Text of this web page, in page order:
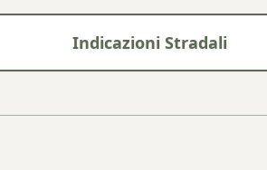
Indicazioni Stradali